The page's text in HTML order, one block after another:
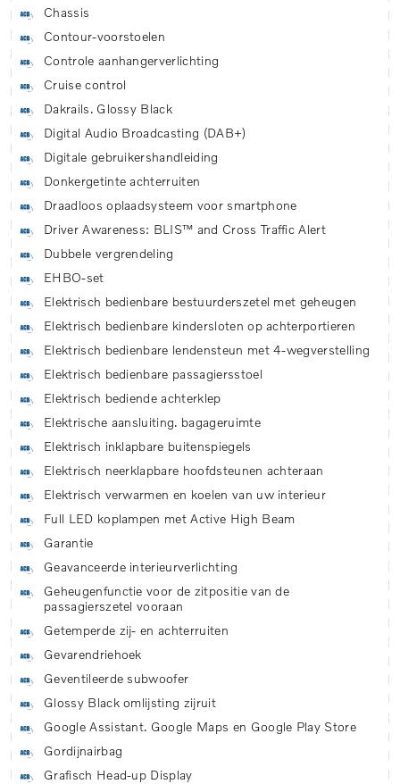
Chassis
Contour-voorstoelen
Controle aanhangerverlichting
Cruise control
Dakrails. Glossy Black
Digital Audio Broadcasting (DAB+)
Digitale gebruikershandleiding
Donkergetinte achterruiten
Draadloos oplaadsysteem voor smartphone
Driver Awareness: BLIS™ and Cross Traffic Alert
Dubbele vergrendeling
EHBO-set
Elektrisch bedienbare bestuurderszetel met geheugen
Elektrisch bedienbare kindersloten op achterportieren
Elektrisch bedienbare lendensteun met 4-wegverstelling
Elektrisch bedienbare passagiersstoel
Elektrisch bediende achterklep
Elektrische aansluiting. bagageruimte
Elektrisch inklapbare buitenspiegels
Elektrisch neerklapbare hoofdsteunen achteraan
Elektrisch verwarmen en koelen van uw interieur
Full LED koplampen met Active High Beam
Garantie
Geavanceerde interieurverlichting
Geheugenfunctie voor de zitpositie van de
passagierszetel vooraan
Getemperde zij- en achterruiten
Gevarendriehoek
Geventileerde subwoofer
Glossy Black omlijsting zijruit
Google Assistant. Google Maps en Google Play Store
Gordijnairbag
Grafisch Head-up Display